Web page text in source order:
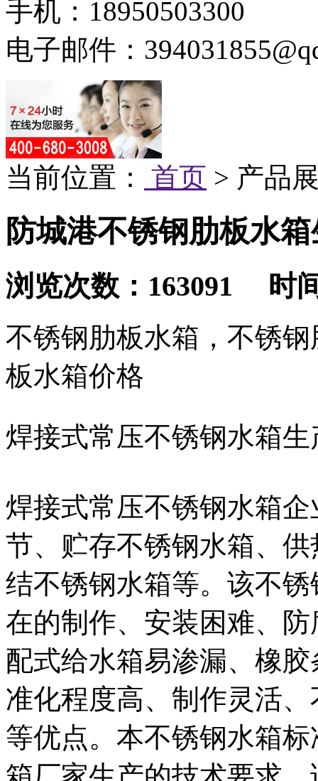
手机：18950503300
电子邮件：
当前位置： 首页 > 产品
防城港不锈钢肋板水
浏览次数：163091 时
不锈钢肋板水箱，不锈
板水箱价格
焊接式常压不锈钢水箱
焊接式常压不锈钢水箱
节、贮存不锈钢水箱、
结不锈钢水箱等。该不
在的制作、安装困难、
配式给水箱易渗漏、橡
准化程度高、制作灵活
等优点。本不锈钢水箱